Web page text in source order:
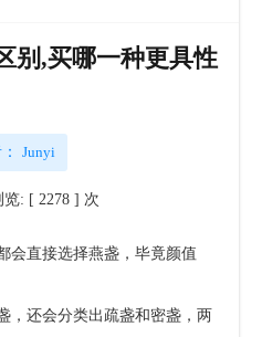
别,买哪一种更具性
：Junyi
览: [ 2278 ] 次
会直接选择燕盏，毕竟颜值
，还会分类出疏盏和密盏，两